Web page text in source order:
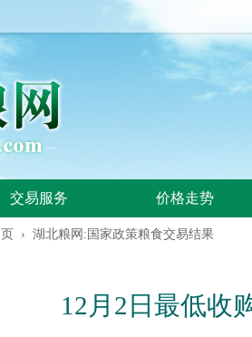
交易服务 价格走势
› 湖北粮网:国家政策粮食交易结果
12月2日最低收